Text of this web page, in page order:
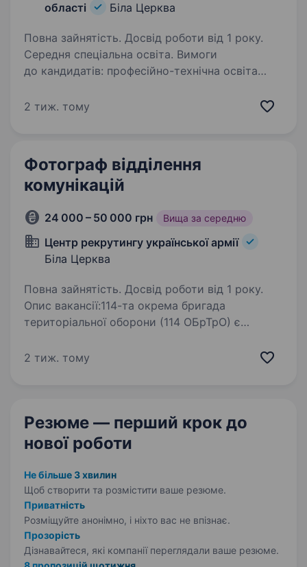
області
Біла Церква
Повна зайнятість. Досвід роботи від 1 року.
Середня спеціальна освіта. Вимоги
до кандидатів: професійно-технічна освіта
користування комп’ютером; відповідальність,
2 тиж. тому
Фотограф відділення
комунікацій
24 000 – 50 000 грн Вища за середню
Центр рекрутингу української армії
Біла Церква
Повна зайнятість. Досвід роботи від 1 року.
Опис вакансії:114-та окрема бригада
територіальної оборони (114 ОБрТрО) є
оборони Збройних сил України та була
2 тиж. тому
Резюме — перший крок до
нової роботи
Не більше 3 хвилин
Щоб створити та розмістити ваше резюме.
Приватність
Розміщуйте анонімно, і ніхто вас не впізнає.
Прозорість
Дізнавайтеся, які компанії переглядали ваше резюме.